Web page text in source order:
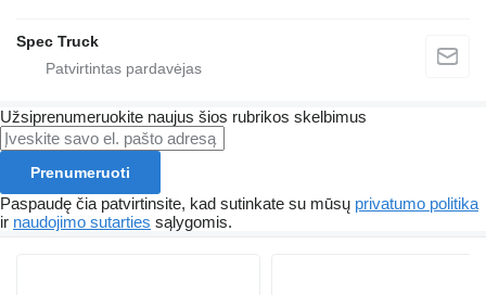
Spec Truck
Užsiprenumeruokite naujus šios rubrikos skelbimus
Prenumeruoti
Paspaudę čia patvirtinsite, kad sutinkate su mūsų privatumo politika
ir naudojimo sutarties sąlygomis.